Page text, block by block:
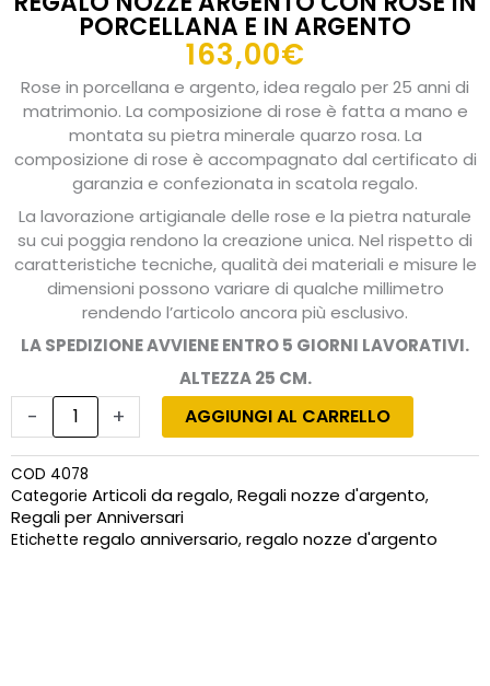
PORCELLANA E IN ARGENTO
163,00€
Rose in porcellana e argento, idea regalo per 25 anni di
matrimonio. La composizione di rose è fatta a mano e
montata su pietra minerale quarzo rosa. La
composizione di rose è accompagnato dal certificato di
garanzia e confezionata in scatola regalo.
La lavorazione artigianale delle rose e la pietra naturale
su cui poggia rendono la creazione unica. Nel rispetto di
caratteristiche tecniche, qualità dei materiali e misure le
dimensioni possono variare di qualche millimetro
rendendo l’articolo ancora più esclusivo.
LA SPEDIZIONE AVVIENE ENTRO 5 GIORNI LAVORATIVI.
ALTEZZA 25 CM.
-
nozze
argento
con
rose
in
porcellana
+ AGGIUNGI AL CARRELLO
COD 4078
Categorie Articoli da regalo, Regali nozze d'argento,
Regali per Anniversari
Etichette regalo anniversario, regalo nozze d'argento